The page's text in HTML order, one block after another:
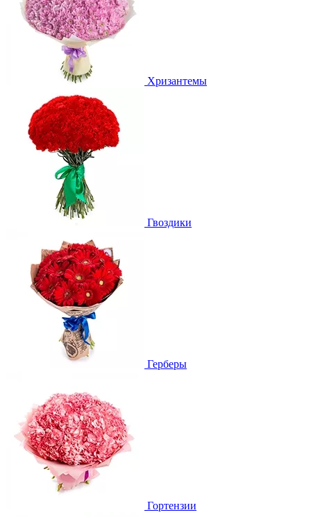
Хризантемы
Гвоздики
Герберы
Гортензии